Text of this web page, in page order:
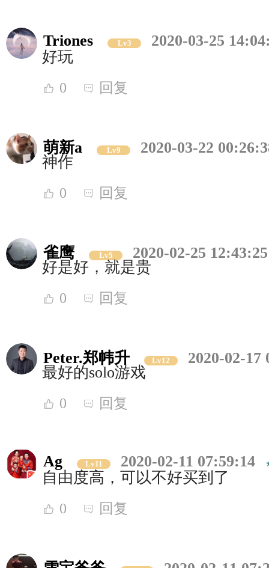
Triones Lv3
2020-03-25
好玩
0 回复
萌新a Lv9
2020-03-22
神作
0 回复
雀鹰 Lv5
2020-02-25 12:43:25
好是好，就是贵
0 回复
Peter.郑帏升 Lv12
2020-02-17
最好的solo游戏
0 回复
Ag Lv11
2020-02-11 07:59:14
自由度高，可以不好买到了
0 回复